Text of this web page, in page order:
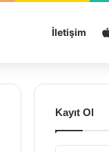
İletişim
Kayıt Ol